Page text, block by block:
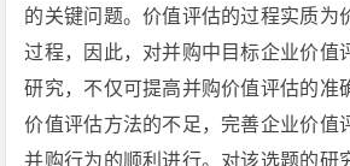
的关键问题。价值评估的过程实质为
过程，因此，对并购中目标企业价值
研究，不仅可提高并购价值评估的准
价值评估方法的不足，完善企业价值
并购行为的顺利进行。对该选题的研